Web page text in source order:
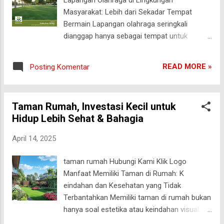
kandang sapi. 😅 💚 2. Penampilan: Mungil,
Manis, dan Suka Tampil Rapat Bayangin
permadani hijau alami yang tumbuh rapat,
pendek, dan nyaman dilihat. Itu dia rumput
Masyarakat: Lebih dari Sekadar Tempat
Bermain Lapangan olahraga seringkali
dianggap hanya sebagai tempat untuk
wilayah, lapangan justru menjadi pusat
interaksi sosial, budaya, hingga ekonomi
fungsi, jenis, perawatan, hingga dinamika
ruang hijau dan lapangan dalam tata kota
dalam sebuah lingkungan, baik di perumahan,
Fungsinya antara lain: Tempat olahraga
atau lari. Ajang turnamen lokal yang bisa
Posting Komentar READ MORE »
Taman Rumah, Investasi Kecil untuk
Hidup Lebih Sehat & Bahagia
April 14, 2025
taman rumah Hubungi Kami Klik Logo
Manfaat Memiliki Taman di Rumah: K
eindahan dan Kesehatan yang Tidak
Terbantahkan Memiliki taman di rumah bukan
hanya soal estetika atau keindahan visual.